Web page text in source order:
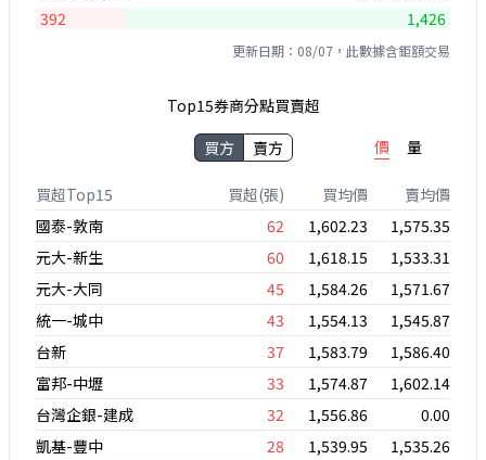
392
1,426
更新日期：08/07，此數據含鉅額交易
Top15券商分點買賣超
買方
賣方 價 量
買超Top15 買超(張) 買均價
賣均價
國泰-敦南
62 1,602.23
1,575.35
元大-新生
60 1,618.15
1,533.31
元大-大同
45 1,584.26
1,571.67
統一-城中
43 1,554.13
1,545.87
台新
37 1,583.79
1,586.40
富邦-中壢
33 1,574.87
1,602.14
台灣企銀-建成
32 1,556.86
0.00
凱基-豐中
28 1,539.95
1,535.26